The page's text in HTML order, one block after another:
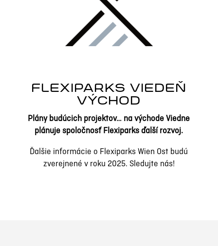
FLEXIPARKS VIEDEŇ
VÝCHOD
Plány budúcich projektov… na východe Viedne
plánuje spoločnosť Flexiparks ďalší rozvoj.
Ďalšie informácie o Flexiparks Wien Ost budú
zverejnené v roku 2025. Sledujte nás!